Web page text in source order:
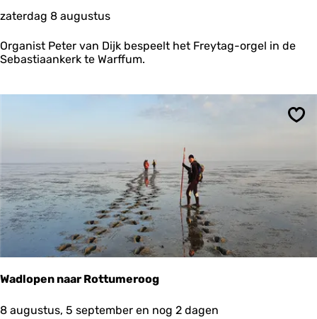
n
(
3
r
O
g
e
e
i
n
g
P
e
t
r
v
a
D
zaterdag 8 augustus
Organist Peter van Dijk bespeelt het Freytag-orgel in de
Sebastiaankerk te Warffum.
Wadlopen naar Rottumeroog
W
8 augustus, 5 september en nog 2 dagen